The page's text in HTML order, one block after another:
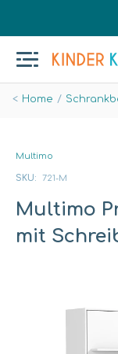
Home
Multimo
mit
Multimo
SKU: 721-M